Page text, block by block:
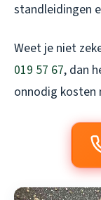
standleidingen
Weet je niet
019 57 67, dan
onnodig kosten